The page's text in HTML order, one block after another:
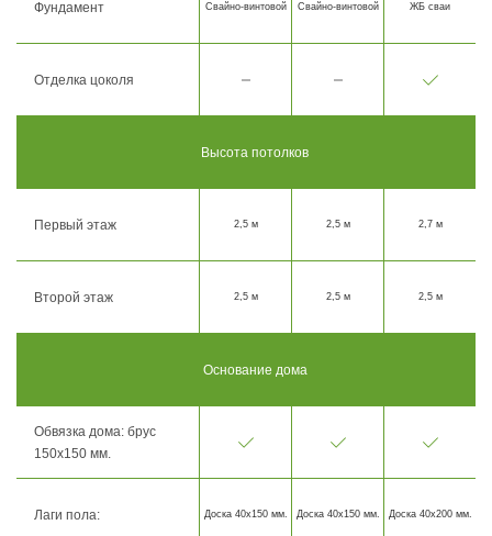
Фундамент Свайно-винтовой Свайно-винтовой ЖБ сваи
Отделка цоколя
Высота потолков
Первый этаж 2,5 м 2,5 м 2,7 м
Второй этаж 2,5 м 2,5 м 2,5 м
Основание дома
Обвязка дома: брус
150х150 мм.
Лаги пола: Доска 40х150 мм. Доска 40х150 мм. Доска 40х200 мм.